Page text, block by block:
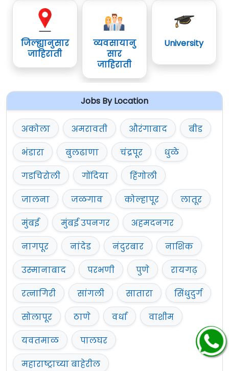
जिल्ह्यानुसार
जाहिराती
व्यवसायानु
सार
जाहिराती
University
Jobs By Location
अकोला अमरावती औरंगाबाद
बीड
भंडारा
बुलढाणा चंद्रपूर
धुळे
गडचिरोली
गोंदिया
हिंगोली
जालना
जळगाव कोल्हापूर
लातूर
मुंबई
मुंबई उपनगर
अहमदनगर
नागपूर
नांदेड नंदुरबार
नाशिक
उस्मानाबाद
परभणी पुणे
रायगढ़
रत्नागिरी
सांगली सातारा
सिंधुदुर्ग
सोलापूर
ठाणे वर्धा
वाशीम
यवतमाळ
पालघर
महाराष्ट्राच्या बाहेरील